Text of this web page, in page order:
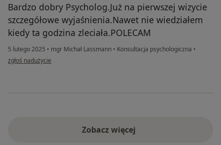
Bardzo dobry Psycholog.Już na pierwszej wizycie
szczegółowe wyjaśnienia.Nawet nie wiedziałem
kiedy ta godzina zleciała.POLECAM
5 lutego 2025 • mgr Michał Lassmann • Konsultacja psychologiczna •
w opinii użytkownika Daniel
zgłoś nadużycie
Zobacz więcej